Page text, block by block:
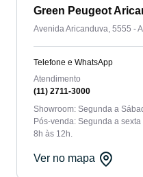
Green Peugeot
Avenida Aricanduva, 5555 -
Telefone e WhatsApp
Atendimento
(11) 2711-3000
Showroom: Segunda a
Pós-venda: Segunda a
8h às 12h.
Ver no mapa